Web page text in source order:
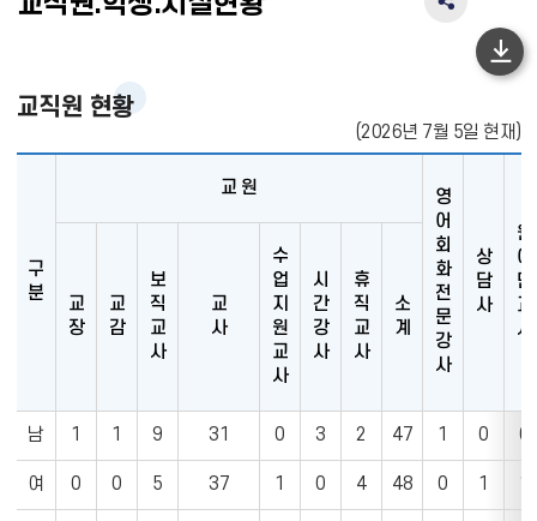
SNS
펼
치
교직원 현황
(2026년 7월 5일 현재)
교
원
현
구
분
교 원
영
어
회
화
전
문
강
사
상
담
사
원
어
민
교
사
교
장
교
감
보
직
교
사
교
사
수
업
지
원
교
사
시
간
강
사
휴
직
교
사
소
계
남 1 1 9 31 0 3 2 47 1 0 0
여 0 0 5 37 1 0 4 48 0 1 1
하
이